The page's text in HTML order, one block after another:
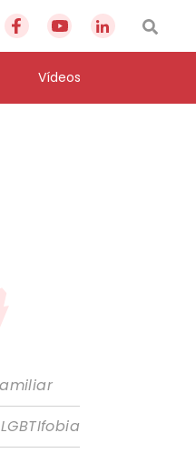
Vídeos
LGBTIfobia